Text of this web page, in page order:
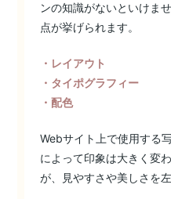
ンの知識がないといけま
点が挙げられます。
・レイアウト
・タイポグラフィー
・配色
Webサイト上で使用する
によって印象は大きく変
が、見やすさや美しさを